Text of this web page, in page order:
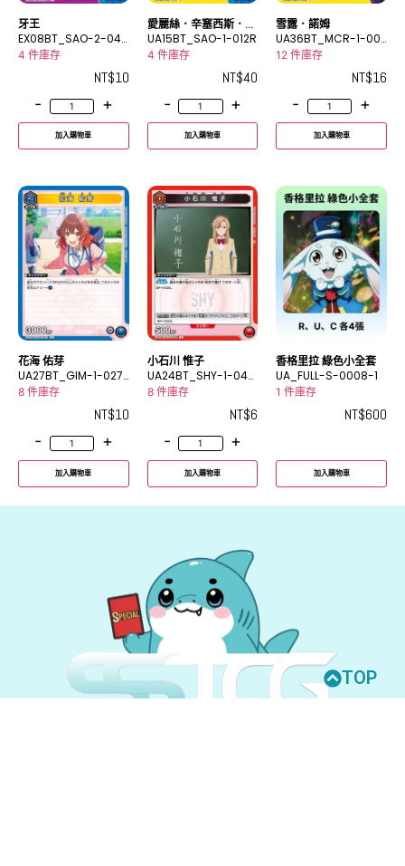
牙王
EX08BT_SAO-2-046
U
4 件庫存
NT$10
-
+
加入購物車
愛麗絲．辛塞西斯．薩
緹
UA15BT_SAO-1-012R
4 件庫存
NT$40
-
+
加入購物車
雪露．諾姆
UA36BT_MCR-1-00
6U
12 件庫存
NT$16
-
+
加入購物車
花海 佑芽
UA27BT_GIM-1-027
U
8 件庫存
NT$10
-
+
加入購物車
小石川 惟子
UA24BT_SHY-1-044
C
8 件庫存
NT$6
-
+
加入購物車
香格里拉 綠色小全套
UA_FULL-S-0008-1
1 件庫存
NT$600
加入購物車
TOP